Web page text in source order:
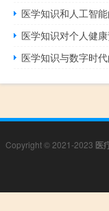
医学知识和人工智
医学知识对个人健
医学知识与数字时
Copyright © 2021-2023 医